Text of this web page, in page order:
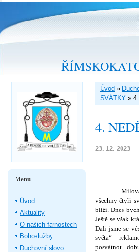
Úvod »
SVÁTKY »
4.
23. 12. 2023
Milovaní
všechny čtyři
blíží. Dnes
Ještě se však
Dali jsme se
světa“ –
posvátnou
Menu
Úvod
Aktuality
O našich farnostech
Bohoslužby
Duchovní slovo